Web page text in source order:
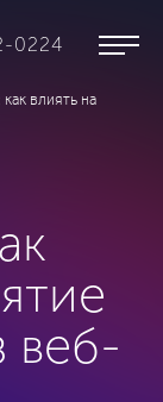
0224
влиять на
веб-